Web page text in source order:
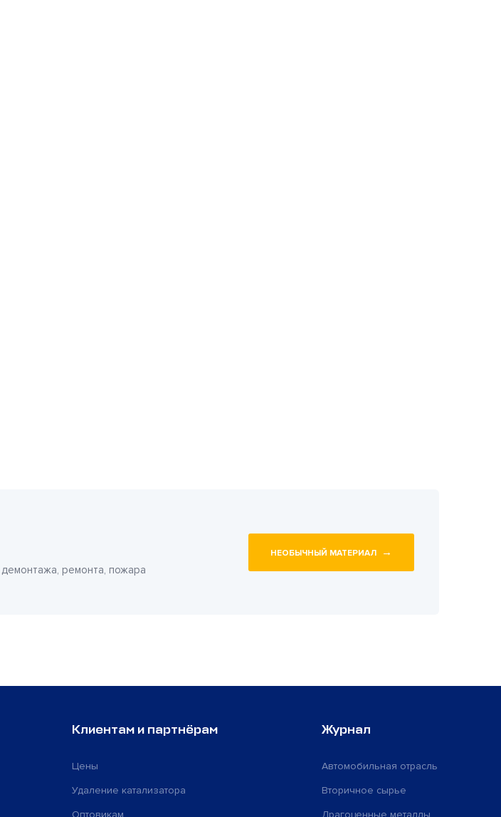
ремонта, пожара
НЕОБЫЧНЫЙ МАТЕРИАЛ →
Клиентам и партнёрам
Цены
Удаление катализатора
Оптовикам
Журнал
Автомобильная отрасль
Вторичное сырье
Драгоценные металлы